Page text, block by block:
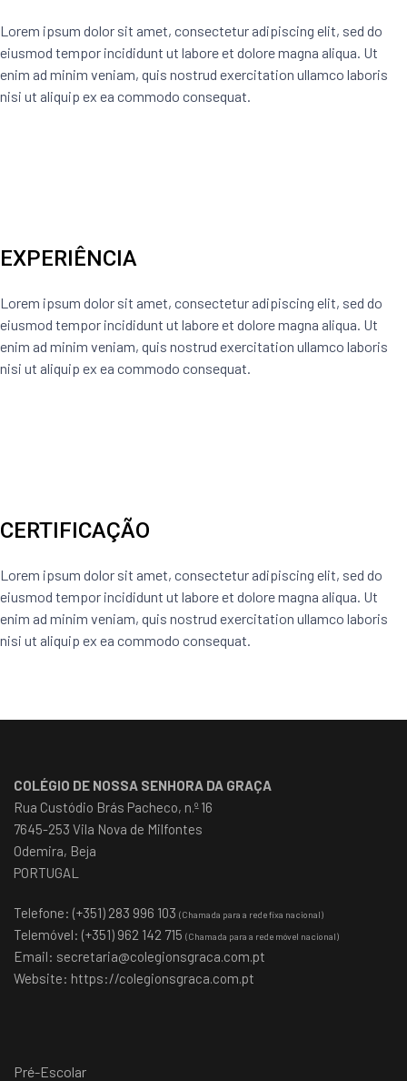
Lorem ipsum dolor sit amet, consectetur adipiscing elit, sed do
eiusmod tempor incididunt ut labore et dolore magna aliqua. Ut
enim ad minim veniam, quis nostrud exercitation ullamco laboris
nisi ut aliquip ex ea commodo consequat.
EXPERIÊNCIA
Lorem ipsum dolor sit amet, consectetur adipiscing elit, sed do
eiusmod tempor incididunt ut labore et dolore magna aliqua. Ut
enim ad minim veniam, quis nostrud exercitation ullamco laboris
nisi ut aliquip ex ea commodo consequat.
CERTIFICAÇÃO
Lorem ipsum dolor sit amet, consectetur adipiscing elit, sed do
eiusmod tempor incididunt ut labore et dolore magna aliqua. Ut
enim ad minim veniam, quis nostrud exercitation ullamco laboris
nisi ut aliquip ex ea commodo consequat.
COLÉGIO DE NOSSA SENHORA DA GRAÇA
Rua Custódio Brás Pacheco, n.º 16
7645-253 Vila Nova de Milfontes
Odemira, Beja
PORTUGAL
Telefone: (+351) 283 996 103 (Chamada para a rede fixa nacional)
Telemóvel: (+351) 962 142 715 (Chamada para a rede móvel nacional)
Email: secretaria@colegionsgraca.com.pt
Website: https://colegionsgraca.com.pt
Pré-Escolar